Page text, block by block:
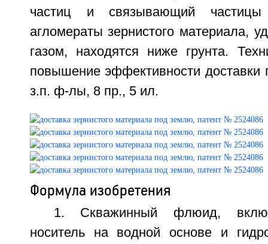
частиц и связывающий
агломераты зернистого материала,
газом, находятся ниже грунта.
повышение эффективности
з.п. ф-лы, 8 пр., 5 ил.
Формула изобретения
1. Скважинный флюид,
носитель на водной основе и